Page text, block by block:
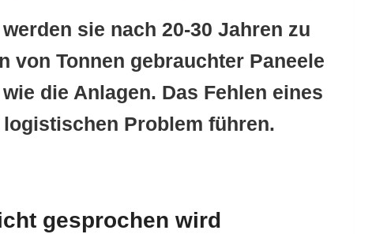
sie nach 20-30 Jahren zu
Tonnen gebrauchter Paneele
die Anlagen. Das Fehlen eines
Problem führen.
gesprochen wird